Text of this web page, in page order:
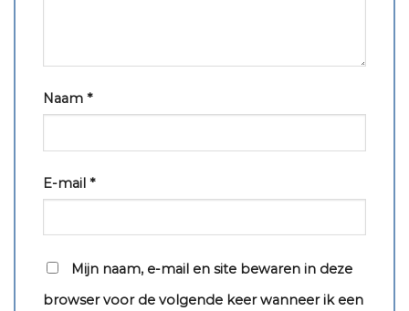
Naam *
E-mail *
Mijn naam, e-mail en site bewaren in deze
browser voor de volgende keer wanneer ik een